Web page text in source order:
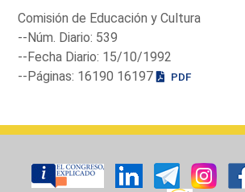
Comisión de Educación y Cultura
--Núm. Diario: 539
--Fecha Diario: 15/10/1992
--Páginas: 16190 16197
PDF